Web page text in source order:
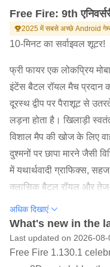
Free Fire: 9th
2025 में सबसे अच्छे Android
10-मिनट का सर्वाइवल शूटर!
फ्री फायर एक लोकप्रिय
इंटेंस बैटल रॉयल मैच प्रदान
दूरस्थ द्वीप पर पैराशूट से
लड़ना होता है। खिलाड़ी
विशाल मैप की खोज के लिए
दुश्मनों पर छापा मारने जैसी
में यथार्थवादी ग्राफिक्स,
क्लासिक बैटल रॉयल और तेज-
टीम समन्वय के लिए इन-गेम
सकते हैं। गेम नियमित रूप से
ही में नारुटो शिप्पूडेन इवेंट
और निंजा टूल्स शामिल थे।
अधिक दिखाएं
What's new in the
Last updated on 2026-08-
Free Fire 1.130.1